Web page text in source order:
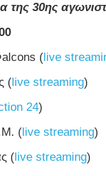
της 30ης
( live
( live streaming)
24)
( live streaming)
( live streaming)